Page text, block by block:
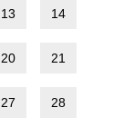
13 14
20 21
27 28